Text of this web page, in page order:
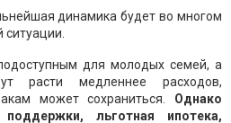
динамика будет во многом
ситуации.
для молодых семей, а
расти медленнее расходов,
может сохраниться. Однако
льготная ипотека,